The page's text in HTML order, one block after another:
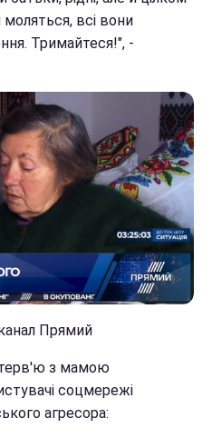
всі вони
Тримайтеся!", -
Прямий
з мамою
соцмережі
агресора: